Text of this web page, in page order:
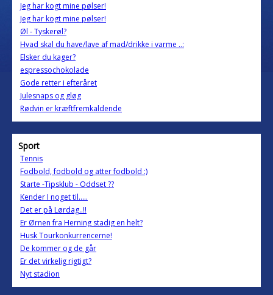
Jeg har kogt mine pølser!
Jeg har kogt mine pølser!
Øl - Tyskerøl?
Hvad skal du have/lave af mad/drikke i varme ..:
Elsker du kager?
espressochokolade
Gode retter i efteråret
Julesnaps og gløg
Rødvin er kræftfremkaldende
Sport
Tennis
Fodbold, fodbold og atter fodbold :)
Starte -Tipsklub - Oddset ??
Kender I noget til.....
Det er på Lørdag..!!
Er Ørnen fra Herning stadig en helt?
Husk Tourkonkurrencerne!
De kommer og de går
Er det virkelig rigtigt?
Nyt stadion